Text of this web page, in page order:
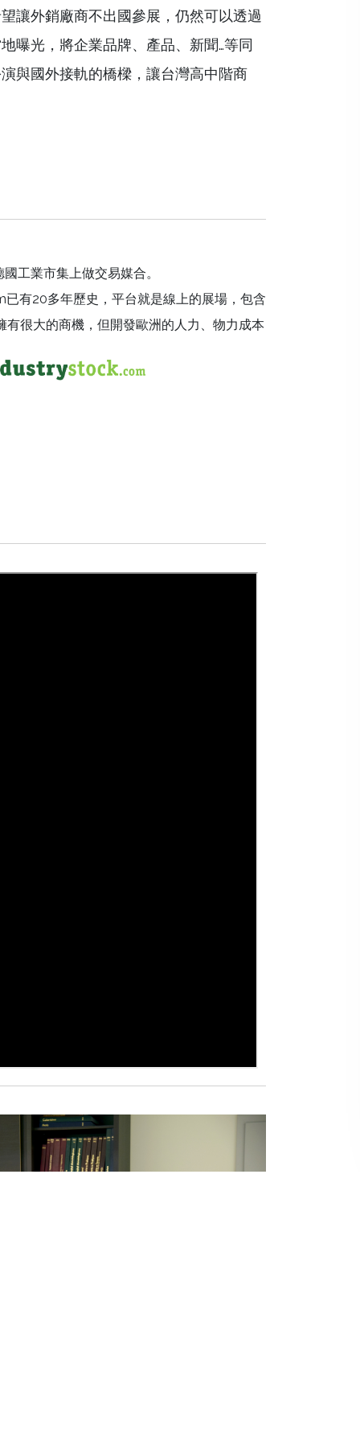
讓外銷廠商不出國參展，仍然可以透過
曝光，將企業品牌、產品、新聞…等同
與國外接軌的橋樑，讓台灣高中階商
工業市集上做交易媒合。
有20多年歷史，平台就是線上的展場，包含
很大的商機，但開發歐洲的人力、物力成本